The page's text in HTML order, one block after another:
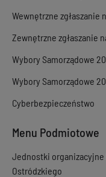
Wewnętrzne zgłaszanie
Zewnętrzne zgłaszanie
Wybory Samorządowe
Wybory Samorządowe
Cyberbezpieczeństwo
Menu Podmiotowe
Jednostki organizacyjne
Ostródzkiego